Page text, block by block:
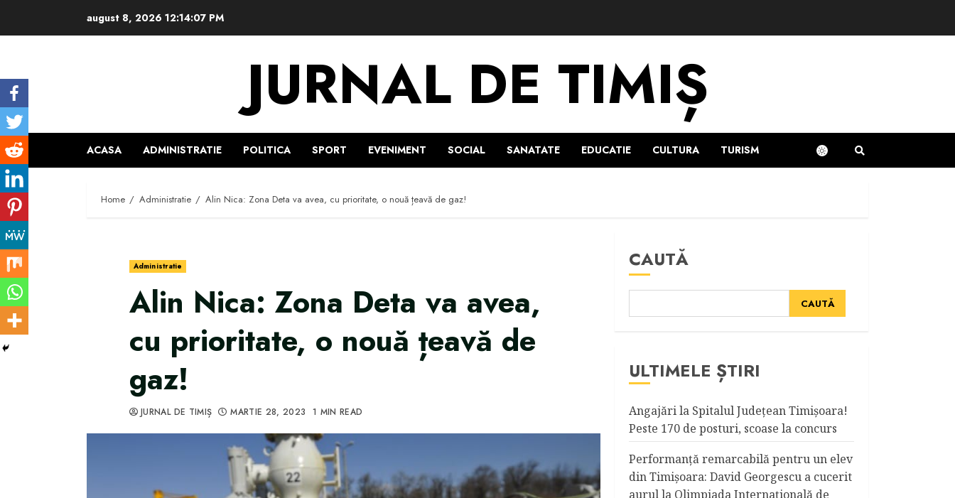
august 8, 2026 12:14:08 PM
JURNAL DE TIMIȘ
ACASA ADMINISTRATIE POLITICA SPORT EVENIMENT SOCIAL SANATATE EDUCATIE CULTURA TURISM
Home Administratie Alin Nica: Zona Deta va avea, cu prioritate, o nouă țeavă de gaz!
Administratie
Alin Nica: Zona Deta va avea,
cu prioritate, o nouă țeavă de
gaz!
JURNAL DE TIMIȘ MARTIE 28, 2023 1 MIN READ
CAUTĂ
CAUTĂ
ULTIMELE ȘTIRI
Angajări la Spitalul Judeţean Timişoara!
Peste 170 de posturi, scoase la concurs
Performanță remarcabilă pentru un elev
din Timișoara: David Georgescu a cucerit
aurul la Olimpiada Internațională de